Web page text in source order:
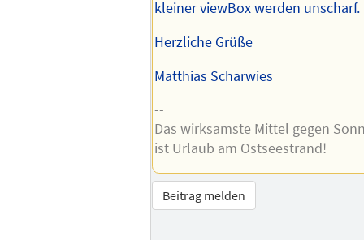
kleiner viewBox werden unscharf.
Herzliche Grüße
Matthias Scharwies
--
Das wirksamste Mittel gegen
ist Urlaub am Ostseestrand!
Beitrag melden